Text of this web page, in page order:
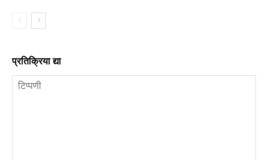
प्रतिक्रिया द्या